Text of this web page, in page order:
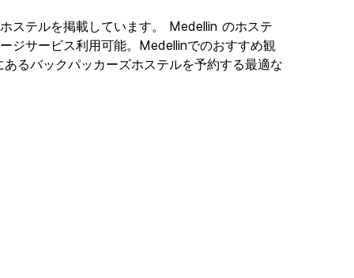
テルを掲載しています。 Medellin のホステ
ジサービス利用可能。Medellinでのおすすめ観
るバックパッカーズホステルを予約する最適な